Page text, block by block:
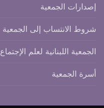
إصدارات الجمعية
شروط الانتساب إلى الجمعية
الجمعية اللبنانية لعلم الإجتماع
أسرة الجمعية